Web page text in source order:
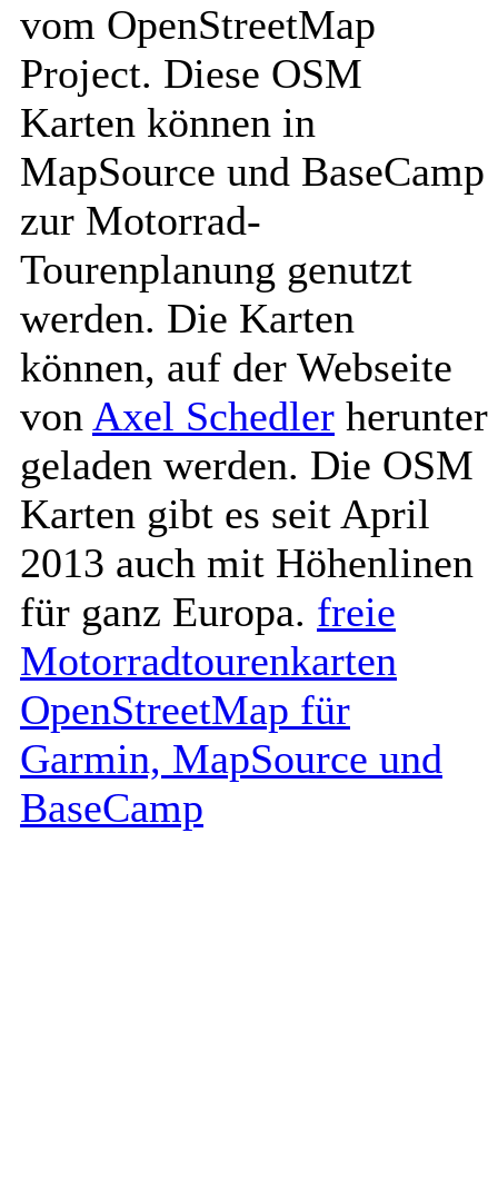
vom OpenStreetMap
Project. Diese OSM
Karten können in
MapSource und BaseCamp
zur Motorrad-
Tourenplanung genutzt
werden. Die Karten
können, auf der Webseite
von Axel Schedler herunter
geladen werden. Die OSM
Karten gibt es seit April
2013 auch mit Höhenlinen
für ganz Europa. freie
Motorradtourenkarten
OpenStreetMap für
Garmin, MapSource und
BaseCamp